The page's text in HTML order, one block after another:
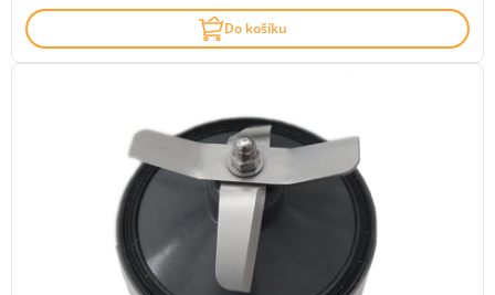
Do košíku